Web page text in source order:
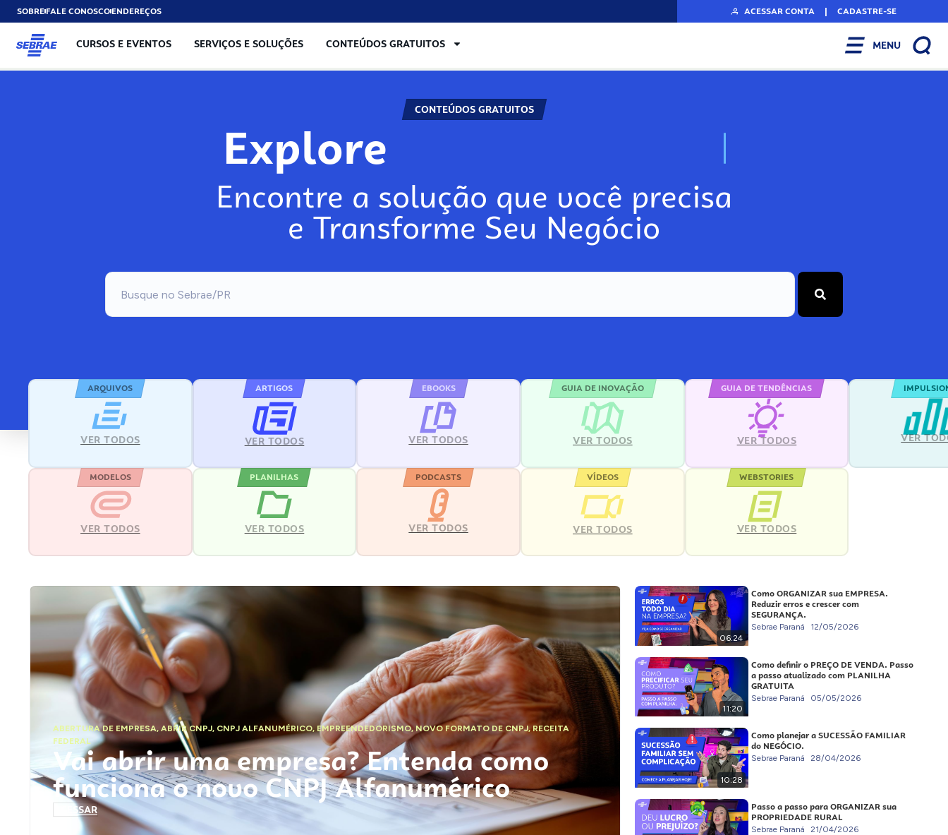
SOBREFALE CONOSCOENDEREÇOS ACESSAR CONTA | CADASTRE-SE
CURSOS E EVENTOS SERVIÇOS E SOLUÇÕES CONTEÚDOS GRATUITOS MENU
CONTEÚDOS GRATUITOS
Explore N
Encontre a solução que você precisa
e Transforme Seu Negócio
ARQUIVOS
VER TODOS
ARTIGOS
VER TODOS
EBOOKS
VER TODOS
GUIA DE INOVAÇÃO
VER TODOS
GUIA DE TENDÊNCIAS
VER TODOS VER
MODELOS
VER TODOS
PLANILHAS
VER TODOS
PODCASTS
VER TODOS
VÍDEOS
VER TODOS
WEBSTORIES
VER TODOS
ABERTURA DE EMPRESA,ABRIR CNPJ, CNPJ ALFANUMÉRICO, EMPREENDEDORISMO,NOVO FORMATO DE CNPJ,RECEITA
FEDERAL
Vai abrir uma empresa? Entenda como
funciona o novo CNPJ Alfanumérico
ACESSAR
06:24
Como ORGANIZAR sua EMPRESA.
Reduzir erros e crescer com
SEGURANÇA.
Sebrae Paraná 12/05/2026
11:20
Como definir o PREÇO DE VENDA. Passo
a passo atualizado com PLANILHA
GRATUITA
Sebrae Paraná 05/05/2026
10:28
Como planejar a SUCESSÃO FAMILIAR
do NEGÓCIO.
Sebrae Paraná 28/04/2026
Passo a passo para ORGANIZAR sua
PROPRIEDADE RURAL
Sebrae Paraná 21/04/2026